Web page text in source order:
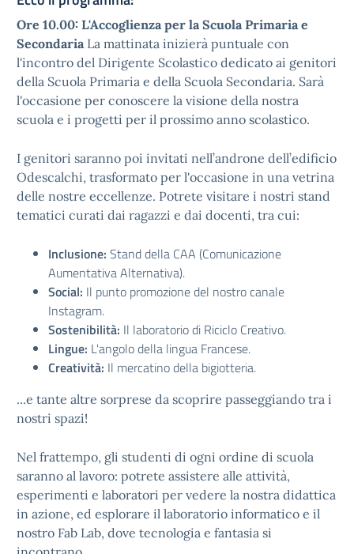
Ore 10.00: L'Accoglienza per la Scuola Primaria e
SecondariaLa mattinata inizierà puntuale con
l'incontro del Dirigente Scolastico dedicato ai genitori
della Scuola Primaria e della Scuola Secondaria. Sarà
l'occasione per conoscere la visione della nostra
scuola e i progetti per il prossimo anno scolastico.
I genitori saranno poi invitati nell’androne dell’edificio
Odescalchi, trasformato per l'occasione in una vetrina
delle nostre eccellenze. Potrete visitare i nostri stand
tematici curati dai ragazzi e dai docenti, tra cui:
Inclusione: Stand della CAA (Comunicazione
Aumentativa Alternativa).
Social: Il punto promozione del nostro canale
Instagram.
Sostenibilità: Il laboratorio di Riciclo Creativo.
Lingue: L'angolo della lingua Francese.
Creatività: Il mercatino della bigiotteria.
...e tante altre sorprese da scoprire passeggiando tra i
nostri spazi!
Nel frattempo, gli studenti di ogni ordine di scuola
saranno al lavoro: potrete assistere alle attività,
esperimenti e laboratori per vedere la nostra didattica
in azione, ed esplorare il laboratorio informatico e il
nostro Fab Lab, dove tecnologia e fantasia si